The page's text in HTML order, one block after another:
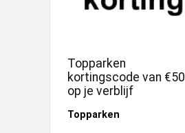
Topparken
kortingscode van €50
op je verblijf
Topparken